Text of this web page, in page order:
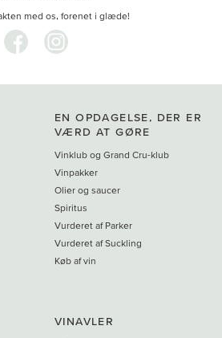
med os, forenet i glæde!
EN OPDAGELSE, DER ER
VÆRD AT GØRE
Vinklub og Grand Cru-klub
Vinpakker
Olier og saucer
Spiritus
Vurderet af Parker
Vurderet af Suckling
Køb af vin
VINAVLER